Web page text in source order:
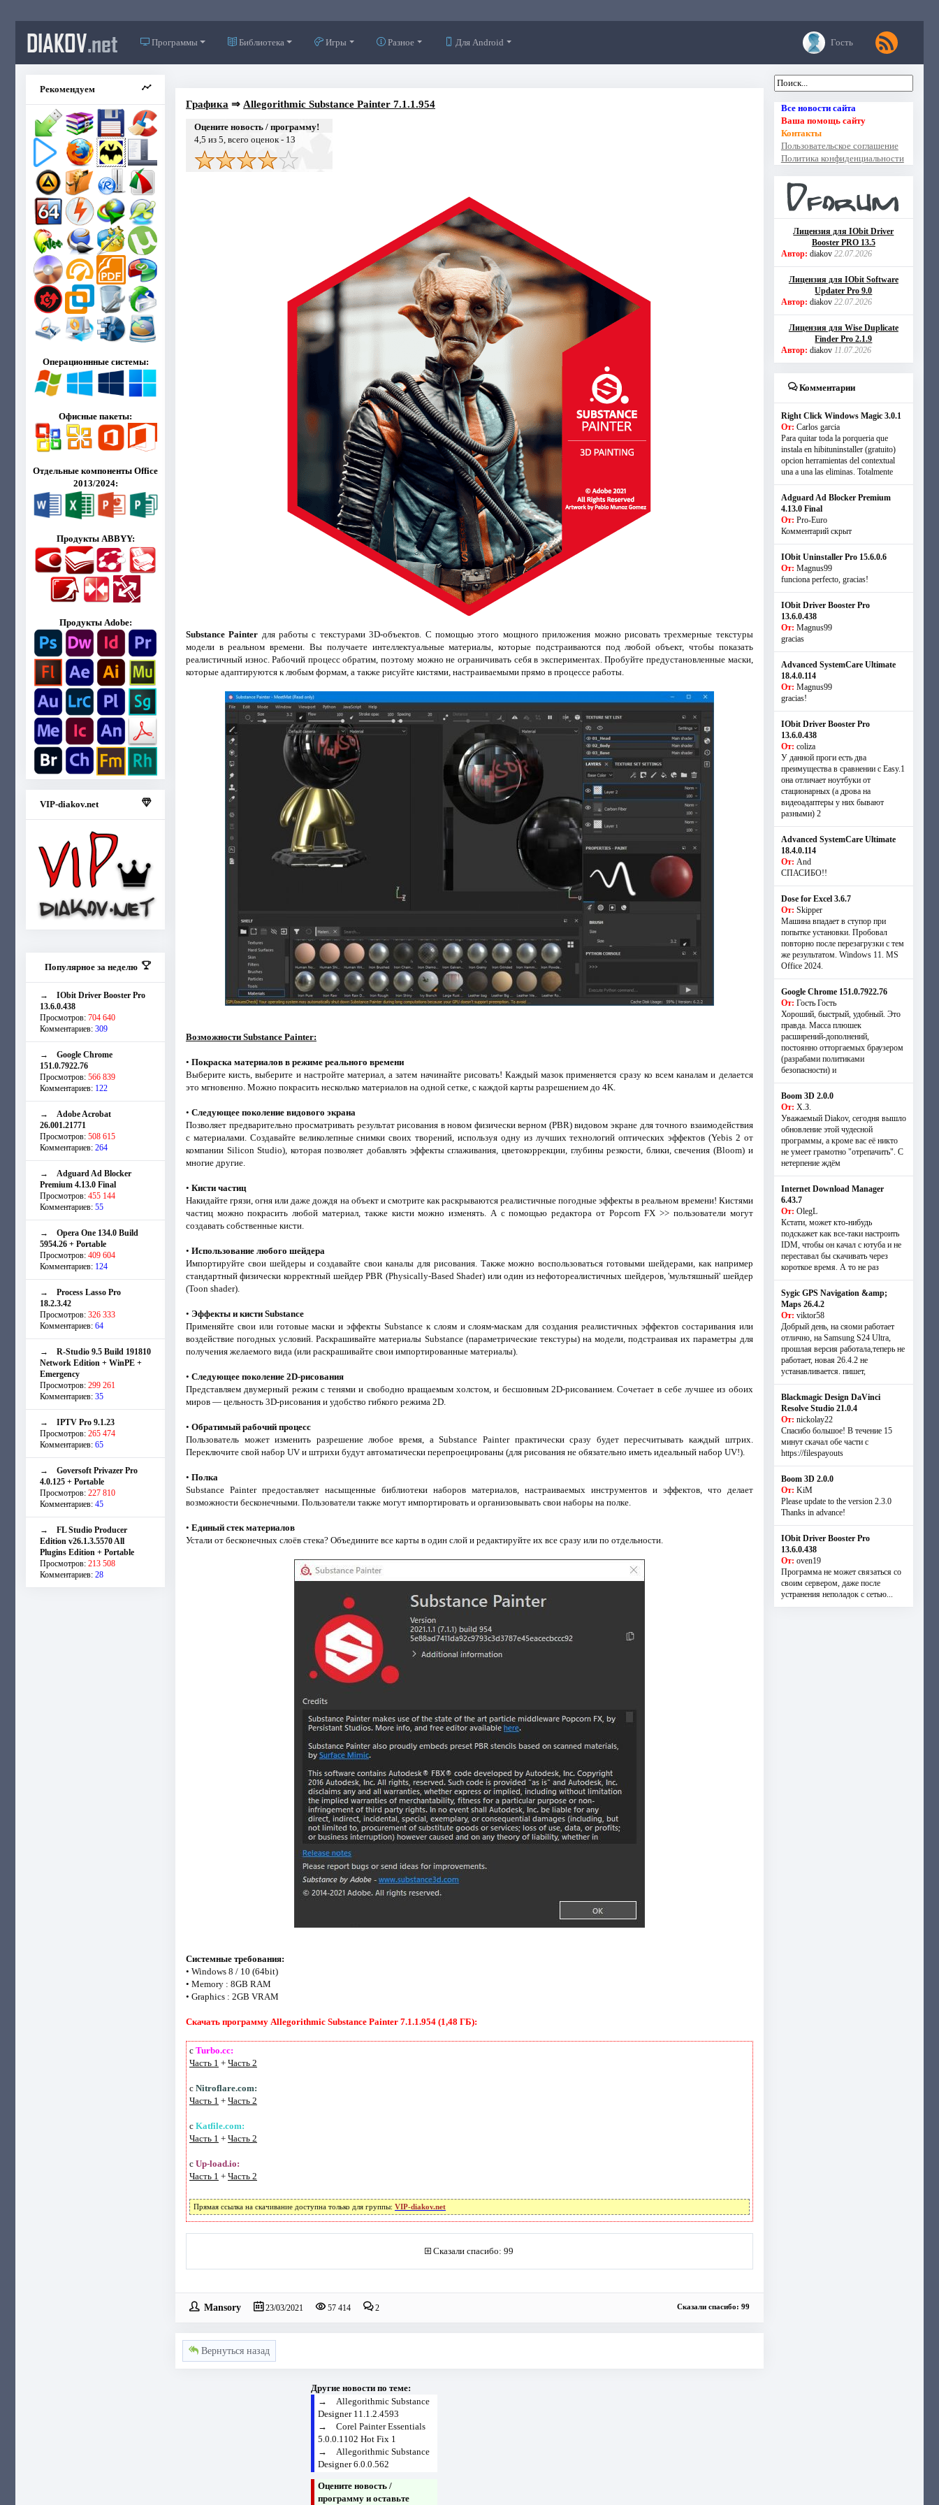
DIAKOV.net Программы Библиотека Игры Разное Для Android Гость
Рекомендуем
Операционнные системы:
Офисные пакеты:
Отдельные компоненты Office
2013/2024:
Продукты ABBYY:
Продукты Adobe:
VIP-diakov.net
Популярное за неделю
→ IObit Driver Booster Pro
13.6.0.438
Просмотров: 704 640
Комментариев: 309
→ Google Chrome
151.0.7922.76
Просмотров: 566 839
Комментариев: 122
→ Adobe Acrobat
26.001.21771
Просмотров: 508 615
Комментариев: 264
→ Adguard Ad Blocker
Premium 4.13.0 Final
Просмотров: 455 144
Комментариев: 55
→ Opera One 134.0 Build
5954.26 + Portable
Просмотров: 409 604
Комментариев: 124
→ Process Lasso Pro
18.2.3.42
Просмотров: 326 333
Комментариев: 64
→ R-Studio 9.5 Build 191810
Network Edition + WinPE +
Emergency
Просмотров: 299 261
Комментариев: 35
→ IPTV Pro 9.1.23
Просмотров: 265 474
Комментариев: 65
→ Goversoft Privazer Pro
4.0.125 + Portable
Просмотров: 227 810
Комментариев: 45
→ FL Studio Producer
Edition v26.1.3.5570 All
Plugins Edition + Portable
Просмотров: 213 508
Комментариев: 28
Графика ⇒ Allegorithmic Substance Painter 7.1.1.954
Оцените новость / программу!
4,5 из 5, всего оценок - 13
Substance Painter для работы с текстурами 3D-объектов. С помощью этого мощного приложения можно рисовать трехмерные текстуры
модели в реальном времени. Вы получаете интеллектуальные материалы, которые подстраиваются под любой объект, чтобы показать
реалистичный износ. Рабочий процесс обратим, поэтому можно не ограничивать себя в экспериментах. Пробуйте предустановленные маски,
которые адаптируются к любым формам, а также рисуйте кистями, настраиваемыми прямо в процессе работы.
Возможности Substance Painter:
• Покраска материалов в режиме реального времени
Выберите кисть, выберите и настройте материал, а затем начинайте рисовать! Каждый мазок применяется сразу ко всем каналам и делается
это мгновенно. Можно покрасить несколько материалов на одной сетке, с каждой карты разрешением до 4K.
• Следующее поколение видового экрана
Позволяет предварительно просматривать результат рисования в новом физически верном (PBR) видовом экране для точного взаимодействия
с материалами. Создавайте великолепные снимки своих творений, используя одну из лучших технологий оптических эффектов (Yebis 2 от
компании Silicon Studio), которая позволяет добавлять эффекты сглаживания, цветокоррекции, глубины резкости, блики, свечения (Bloom) и
многие другие.
• Кисти частиц
Накидайте грязи, огня или даже дождя на объект и смотрите как раскрываются реалистичные погодные эффекты в реальном времени! Кистями
частиц можно покрасить любой материал, также кисти можно изменять. А с помощью редактора от Popcorn FX >> пользователи могут
создавать собственные кисти.
• Использование любого шейдера
Импортируйте свои шейдеры и создавайте свои каналы для рисования. Также можно воспользоваться готовыми шейдерами, как например
стандартный физически корректный шейдер PBR (Physically-Based Shader) или один из нефотореалистичных шейдеров, 'мультяшный' шейдер
(Toon shader).
• Эффекты и кисти Substance
Применяйте свои или готовые маски и эффекты Substance к слоям и слоям-маскам для создания реалистичных эффектов состаривания или
воздействие погодных условий. Раскрашивайте материалы Substance (параметрические текстуры) на модели, подстраивая их параметры для
получения желаемого вида (или раскрашивайте свои импортированные материалы).
• Следующее поколение 2D-рисования
Представляем двумерный режим с тенями и свободно вращаемым холстом, и бесшовным 2D-рисованием. Сочетает в себе лучшее из обоих
миров — цельность 3D-рисования и удобство гибкого режима 2D.
• Обратимый рабочий процесс
Пользователь может изменить разрешение любое время, а Substance Painter практически сразу будет пересчитывать каждый штрих.
Переключите свой набор UV и штрихи будут автоматически перепроецированы (для рисования не обязательно иметь идеальный набор UV!).
• Полка
Substance Painter предоставляет насыщенные библиотеки наборов материалов, настраиваемых инструментов и эффектов, что делает
возможности бесконечными. Пользователи также могут импортировать и организовывать свои наборы на полке.
• Единый стек материалов
Устали от бесконечных слоёв стека? Объедините все карты в один слой и редактируйте их все сразу или по отдельности.
Системные требования:
• Windows 8 / 10 (64bit)
• Memory : 8GB RAM
• Graphics : 2GB VRAM
Скачать программу Allegorithmic Substance Painter 7.1.1.954 (1,48 ГБ):
с Turbo.cc:
Часть 1 + Часть 2
с Nitroflare.com:
Часть 1 + Часть 2
с Katfile.com:
Часть 1 + Часть 2
с Up-load.io:
Часть 1 + Часть 2
Прямая ссылка на скачивание доступна только для группы: VIP-diakov.net
Сказали спасибо: 99
Mansory 23/03/2021 57 414 2 Сказали спасибо: 99
Вернуться назад
Другие новости по теме:
→Allegorithmic Substance
Designer 11.1.2.4593
→Corel Painter Essentials
5.0.0.1102 Hot Fix 1
→Allegorithmic Substance
Designer 6.0.0.562
Оцените новость /
программу и оставьте
Все новости сайта
Ваша помощь сайту
Контакты
Пользовательское соглашение
Политика конфиденциальности
Лицензия для IObit Driver
Booster PRO 13.5
Автор: diakov 22.07.2026
Лицензия для IObit Software
Updater Pro 9.0
Автор: diakov 22.07.2026
Лицензия для Wise Duplicate
Finder Pro 2.1.9
Автор: diakov 11.07.2026
Комментарии
Right Click Windows Magic 3.0.1
От: Carlos garcia
Para quitar toda la porqueria que
instala en hibituninstaller (gratuito)
opcion herramientas del contextual
una a una las eliminas. Totalmente
Adguard Ad Blocker Premium
4.13.0 Final
От: Pro-Euro
Комментарий скрыт
IObit Uninstaller Pro 15.6.0.6
От: Magnus99
funciona perfecto, gracias!
IObit Driver Booster Pro
13.6.0.438
От: Magnus99
gracias
Advanced SystemCare Ultimate
18.4.0.114
От: Magnus99
gracias!
IObit Driver Booster Pro
13.6.0.438
От: coliza
У данной проги есть два
преимущества в сравнении с Easy.1
она отличает ноутбуки от
стационарных (а дрова на
видеоадаптеры у них бывают
разными) 2
Advanced SystemCare Ultimate
18.4.0.114
От: And
СПАСИБО!!
Dose for Excel 3.6.7
От: Skipper
Машина впадает в ступор при
попытке установки. Пробовал
повторно после перезагрузки с тем
же результатом. Windows 11. MS
Offiсe 2024.
Google Chrome 151.0.7922.76
От: Гость Гость
Хороший, быстрый, удобный. Это
правда. Масса плюшек
расширений-дополнений,
постоянно отторгаемых браузером
(разрабами политиками
безопасности) и
Boom 3D 2.0.0
От: Х.З.
Уважаемый Diakov, сегодня вышло
обновление этой чудесной
программы, а кроме вас её никто
не умеет грамотно "отрепачить". С
нетерпение ждём
Internet Download Manager
6.43.7
От: OlegL
Кстати, может кто-нибудь
подскажет как все-таки настроить
IDM, чтобы он качал с ютуба и не
переставал бы скачивать через
короткое время. А то не раз
Sygic GPS Navigation &amp;
Maps 26.4.2
От: viktor58
Добрый день, на сяоми работает
отлично, на Samsung S24 Ultra,
прошлая версия работала,теперь не
работает, новая 26.4.2 не
устанавливается. пишет,
Blackmagic Design DaVinci
Resolve Studio 21.0.4
От: nickolay22
Спасибо большое! В течение 15
минут скачал обе части с
https://filespayouts
Boom 3D 2.0.0
От: KiM
Please update to the version 2.3.0
Thanks in advance!
IObit Driver Booster Pro
13.6.0.438
От: oven19
Программа не может связаться со
своим сервером, даже после
устранения неполадок с сетью...